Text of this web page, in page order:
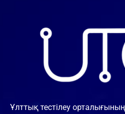
Ұлттық тестілеу